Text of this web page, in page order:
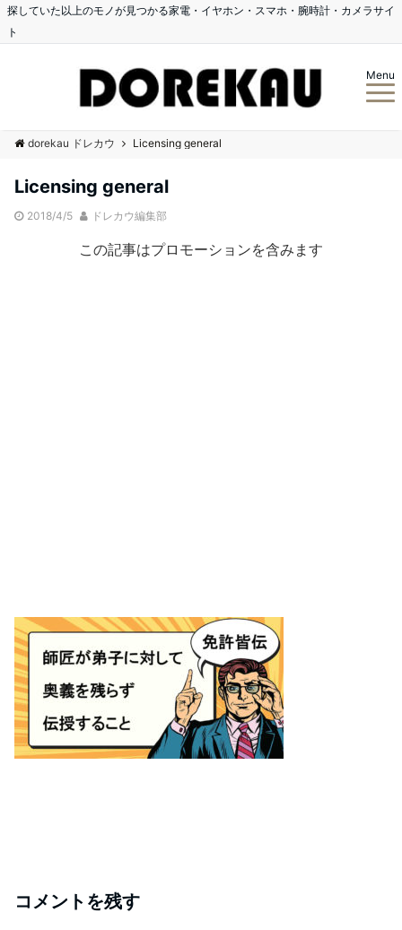
探していた以上のモノが見つかる家電・イヤホン・スマホ・腕時計・カメラサイ
ト
Menu
dorekau ドレカウ Licensing general
Licensing general
2018/4/5 ドレカウ編集部
この記事はプロモーションを含みます
コメントを残す